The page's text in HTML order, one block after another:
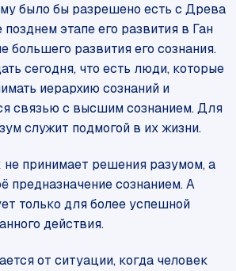
было бы разрешено есть с Древа
этапе его развития в Ган
большего развития его сознания.
сегодня, что есть люди, которые
иерархию сознаний и
связью с высшим сознанием. Для
служит подмогой в их жизни.
не принимает решения разумом, а
предназначение сознанием. А
только для более успешной
действия.
от ситуации, когда человек